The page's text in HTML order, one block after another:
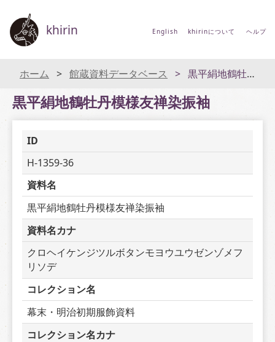
khirin English khirinについて ヘルプ
ホーム 館蔵資料データベース 黒平絹地鶴牡丹模様友禅染振袖
黒平絹地鶴牡丹模様友禅染振袖
ID
H-1359-36
資料名
黒平絹地鶴牡丹模様友禅染振袖
資料名カナ
クロヘイケンジツルボタンモヨウユウゼンゾメフ
リソデ
コレクション名
幕末・明治初期服飾資料
コレクション名カナ